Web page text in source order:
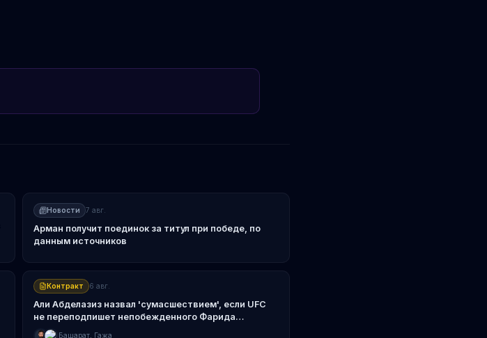
Новости 7 авг.
Арман получит поединок за титул при победе, по
данным источников
Контракт 6 авг.
Али Абделазиз назвал 'сумасшествием', если UFC
не переподпишет непобежденного Фарида
Башарата
Башарат, Гажа